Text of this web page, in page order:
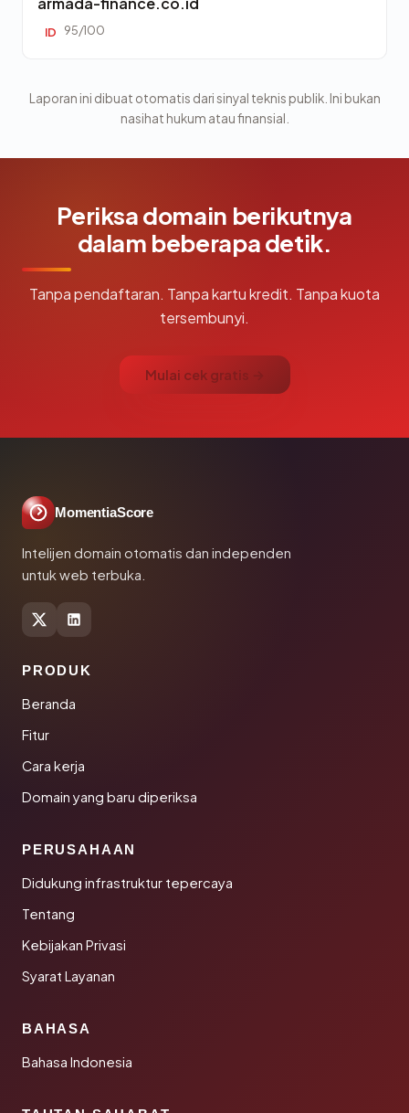
ID 95/100
Laporan ini dibuat otomatis dari sinyal teknis publik. Ini bukan
nasihat hukum atau finansial.
Periksa domain berikutnya
dalam beberapa detik.
Tanpa pendaftaran. Tanpa kartu kredit. Tanpa kuota
tersembunyi.
Mulai cek gratis →
MomentiaScore
Intelijen domain otomatis dan independen
untuk web terbuka.
PRODUK
Beranda
Fitur
Cara kerja
Domain yang baru diperiksa
PERUSAHAAN
Didukung infrastruktur tepercaya
Tentang
Kebijakan Privasi
Syarat Layanan
BAHASA
Bahasa Indonesia